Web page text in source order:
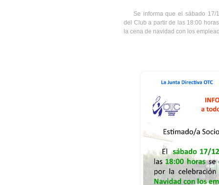
Se informa que el sábado 17/
del Club a partir de las 18:00
la cena de navidad con los